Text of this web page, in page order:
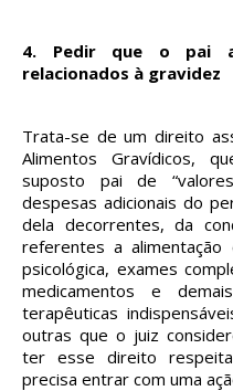
4. Pedir que o pai
relacionados à gravidez
Trata-se de um direito
Alimentos Gravídicos,
suposto pai de
despesas adicionais do
dela decorrentes, da
referentes a alimentação
psicológica, exames
medicamentos e
terapêuticas
outras que o juiz
ter esse direito
precisa entrar com uma